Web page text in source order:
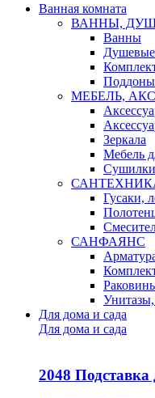
Ванная комната
ВАННЫ,
Ванны
Поддоны
МЕБЕЛЬ,
Зеркала
Мебель
Сушилки
Гусаки,
САНФАЯНС
Для дома и сада
Для дома и сада
2048 Подставка